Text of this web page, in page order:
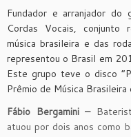
Fundador e arranjador
Cordas Vocais, conjunto
música brasileira e das
representou o Brasil em
Este grupo teve o disco
Prêmio de Música
Fábio Bergamini –
atuou por dois anos como